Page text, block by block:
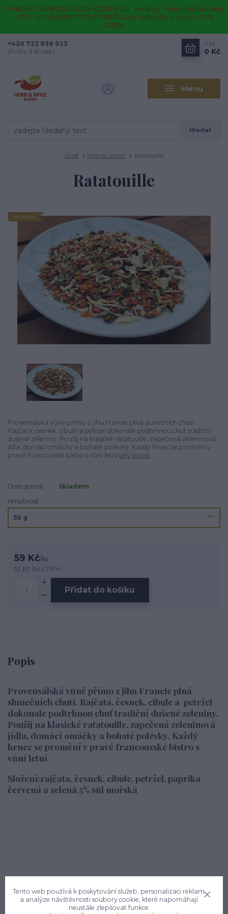
!!!!AKCE!!!! DÁRKOVÉ SADY KOŘENÍ Gril · Healthy · Spicy běžná cena
–25 % SLEVA KAMPOTSKÝ PEPŘ Celá řada běžná cena –20 %
SLEVA
Menu
Hledat
+420 722 936 923
(Po-Pá, 8-16 hod.)
0 ks
0 Kč
Úvod Kořenící směsi Ratatouille
Ratatouille
Novinka
Provensálská vůně přímo z jihu Francie plná slunečních chutí.
Rajčata, česnek, cibule a petržel dokonale podtrhnou chuť tradiční
dušené zeleniny. Použij na klasické ratatouille, zapečená zeleninová
jídla, domácí omáčky a bohaté polévky. Každý hrnec se promění v
pravé francouzské bistro s vůní letní celý popis
Dostupnost
Skladem
Hmotnost
59 Kč/ks
53 Kč bez DPH
Přidat do košíku
Popis
Provensálská vůně přímo z jihu Francie plná
slunečních chutí. Rajčata, česnek, cibule a petržel
dokonale podtrhnou chuť tradiční dušené zeleniny.
Použij na klasické ratatouille, zapečená zeleninová
jídla, domácí omáčky a bohaté polévky. Každý
hrnec se promění v pravé francouzské bistro s
vůní letní
Složení:rajčata, česnek, cibule, petržel, paprika
červená a zelená,5% sůl mořská
Potřebujete poradit?
Tento web používá k poskytování služeb, personalizaci reklam
a analýze návštěvnosti soubory cookie, které napomáhají
neustále zlepšovat funkce